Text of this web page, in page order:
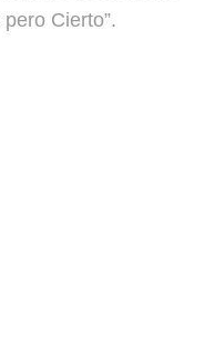
Cierto”.